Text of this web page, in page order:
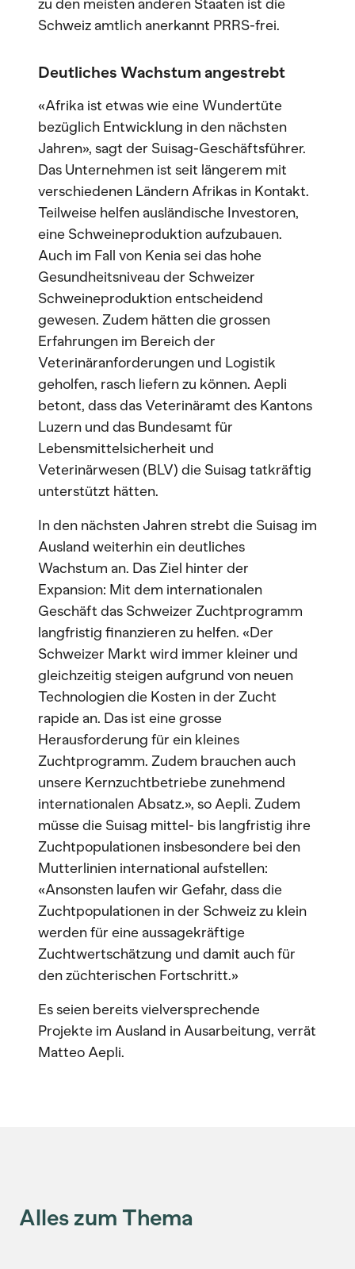
zu den meisten anderen Staaten ist die
Schweiz amtlich anerkannt PRRS-frei.
Deutliches Wachstum angestrebt
«Afrika ist etwas wie eine Wundertüte
bezüglich Entwicklung in den nächsten
Jahren», sagt der Suisag-Geschäftsführer.
Das Unternehmen ist seit längerem mit
verschiedenen Ländern Afrikas in Kontakt.
Teilweise helfen ausländische Investoren,
eine Schweineproduktion aufzubauen.
Auch im Fall von Kenia sei das hohe
Gesundheitsniveau der Schweizer
Schweineproduktion entscheidend
gewesen. Zudem hätten die grossen
Erfahrungen im Bereich der
Veterinäranforderungen und Logistik
geholfen, rasch liefern zu können. Aepli
betont, dass das Veterinäramt des Kantons
Luzern und das Bundesamt für
Lebensmittelsicherheit und
Veterinärwesen (BLV) die Suisag tatkräftig
unterstützt hätten.
In den nächsten Jahren strebt die Suisag im
Ausland weiterhin ein deutliches
Wachstum an. Das Ziel hinter der
Expansion: Mit dem internationalen
Geschäft das Schweizer Zuchtprogramm
langfristig finanzieren zu helfen. «Der
Schweizer Markt wird immer kleiner und
gleichzeitig steigen aufgrund von neuen
Technologien die Kosten in der Zucht
rapide an. Das ist eine grosse
Herausforderung für ein kleines
Zuchtprogramm. Zudem brauchen auch
unsere Kernzuchtbetriebe zunehmend
internationalen Absatz.», so Aepli. Zudem
müsse die Suisag mittel- bis langfristig ihre
Zuchtpopulationen insbesondere bei den
Mutterlinien international aufstellen:
«Ansonsten laufen wir Gefahr, dass die
Zuchtpopulationen in der Schweiz zu klein
werden für eine aussagekräftige
Zuchtwertschätzung und damit auch für
den züchterischen Fortschritt.»
Es seien bereits vielversprechende
Projekte im Ausland in Ausarbeitung, verrät
Matteo Aepli.
Alles zum Thema